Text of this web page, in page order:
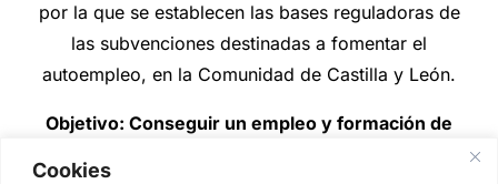
Cookies
por la que se establecen las bases reguladoras de
las subvenciones destinadas a fomentar el
autoempleo, en la Comunidad de Castilla y León.
Objetivo: Conseguir un empleo y formación de